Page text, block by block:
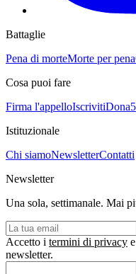
Battaglie
Pena di morteMorte per pena
Cosa puoi fare
Firma l'appelloIscrivitiDona
Istituzionale
Chi siamoNewsletterContatti
Newsletter
Una sola, settimanale. Mai
Accetto i termini di privacy
newsletter.